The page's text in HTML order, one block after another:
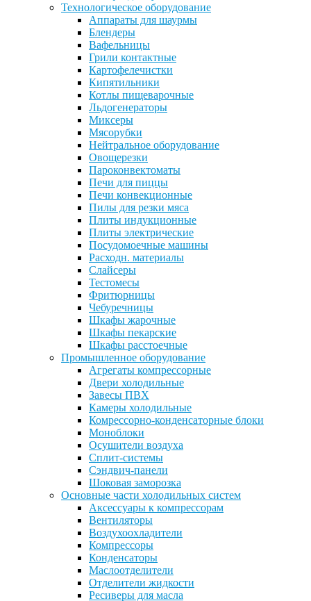
Технологическое оборудование
Аппараты для шаурмы
Блендеры
Вафельницы
Грили контактные
Картофелечистки
Кипятильники
Котлы пищеварочные
Льдогенераторы
Миксеры
Мясорубки
Нейтральное оборудование
Овощерезки
Пароконвектоматы
Печи для пиццы
Печи конвекционные
Пилы для резки мяса
Плиты индукционные
Плиты электрические
Посудомоечные машины
Расходн. материалы
Слайсеры
Тестомесы
Фритюрницы
Чебуречницы
Шкафы жарочные
Шкафы пекарские
Шкафы расстоечные
Промышленное оборудование
Агрегаты компрессорные
Двери холодильные
Завесы ПВХ
Камеры холодильные
Комрессорно-конденсаторные блоки
Моноблоки
Осушители воздуха
Сплит-системы
Сэндвич-панели
Шоковая заморозка
Основные части холодильных систем
Аксессуары к компрессорам
Вентиляторы
Воздухоохладители
Компрессоры
Конденсаторы
Маслоотделители
Отделители жидкости
Ресиверы для масла